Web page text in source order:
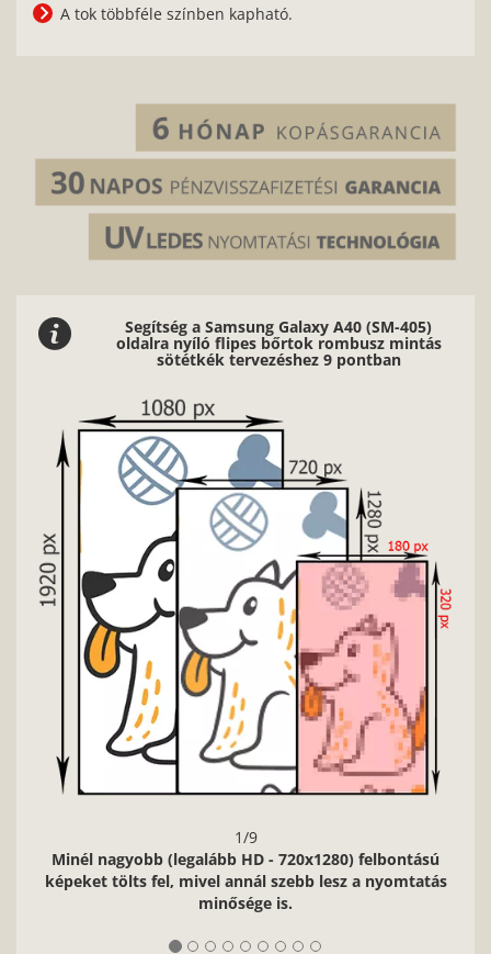
A tok többféle színben kapható.
Segítség a Samsung Galaxy A40 (SM-405)
oldalra nyíló flipes bőrtok rombusz mintás
sötétkék tervezéshez 9 pontban
felbontású
lesz a nyomtatás
Nagyon fontos, hogy jó minőségű,
fényviszonyokkal rendelkező